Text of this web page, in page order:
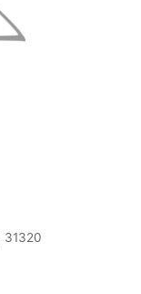
31320